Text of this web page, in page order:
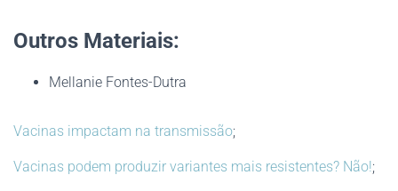
Outros Materiais:
Mellanie Fontes-Dutra
Vacinas impactam na transmissão;
Vacinas podem produzir variantes mais resistentes? Não!;